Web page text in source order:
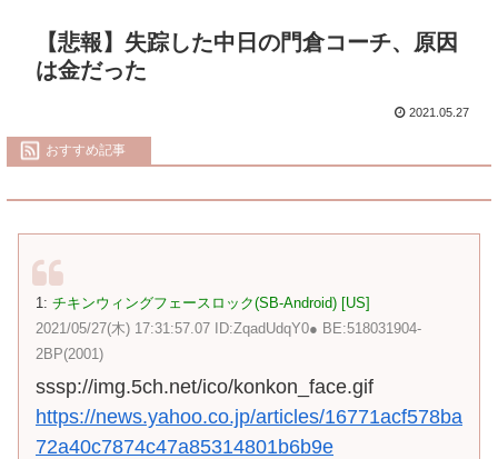
【悲報】失踪した中日の門倉コーチ、原因
は金だった
2021.05.27
おすすめ記事
1: チキンウィングフェースロック(SB-Android) [US]
2021/05/27(木) 17:31:57.07 ID:ZqadUdqY0● BE:518031904-
2BP(2001)
sssp://img.5ch.net/ico/konkon_face.gif
https://news.yahoo.co.jp/articles/16771acf578ba
72a40c7874c47a85314801b6b9e